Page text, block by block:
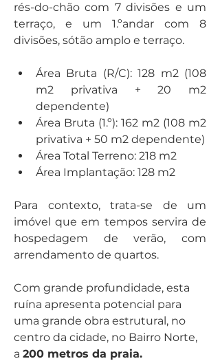
rés-do-chão com 7 divisões e um
terraço, e um 1.ºandar com 8
divisões, sótão amplo e terraço.
Área Bruta (R/C): 128 m2 (108
m2 privativa + 20 m2
dependente)
Área Bruta (1.º): 162 m2 (108 m2
privativa + 50 m2 dependente)
Área Total Terreno: 218 m2
Área Implantação: 128 m2
Para contexto, trata-se de um
imóvel que em tempos servira de
hospedagem de verão, com
arrendamento de quartos.
Com grande profundidade, esta
ruína apresenta potencial para
uma grande obra estrutural, no
centro da cidade, no Bairro Norte,
a 200 metros da praia.